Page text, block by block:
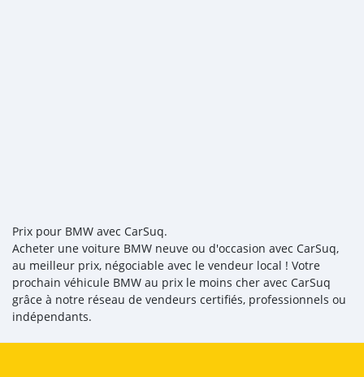
Prix pour BMW avec CarSuq.
Acheter une voiture BMW neuve ou d'occasion avec CarSuq,
au meilleur prix, négociable avec le vendeur local ! Votre
prochain véhicule BMW au prix le moins cher avec CarSuq
grâce à notre réseau de vendeurs certifiés, professionnels ou
indépendants.